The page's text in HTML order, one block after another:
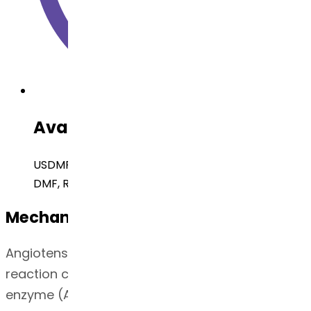
Available Regulatory Filing
USDMF, CEP Submitted, Brazil DMF, EUDMF, Japan
DMF, Russia DMF
Mechanism of Action
Angiotensin II [formed from angiotensin I in a
reaction catalyzed by angiotensin converting
enzyme (ACE, kininase II)] is a potent